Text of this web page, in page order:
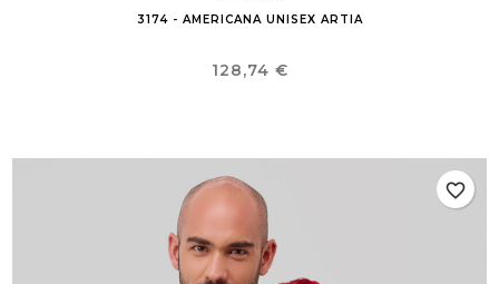
3174 - AMERICANA UNISEX ARTIA
Precio
128,74 €
favorite_border